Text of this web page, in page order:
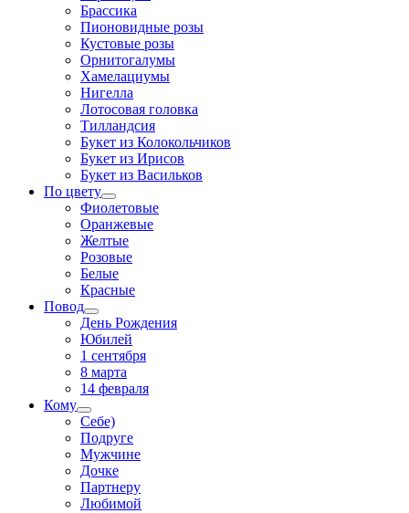
Брассика
Пионовидные розы
Кустовые розы
Орнитогалумы
Хамелациумы
Нигелла
Лотосовая головка
Тилландсия
Букет из Колокольчиков
Букет из Ирисов
Букет из Васильков
По цвету
Фиолетовые
Оранжевые
Желтые
Розовые
Белые
Красные
Повод
День Рождения
Юбилей
1 сентября
8 марта
14 февраля
Кому
Себе)
Подруге
Мужчине
Дочке
Партнеру
Любимой